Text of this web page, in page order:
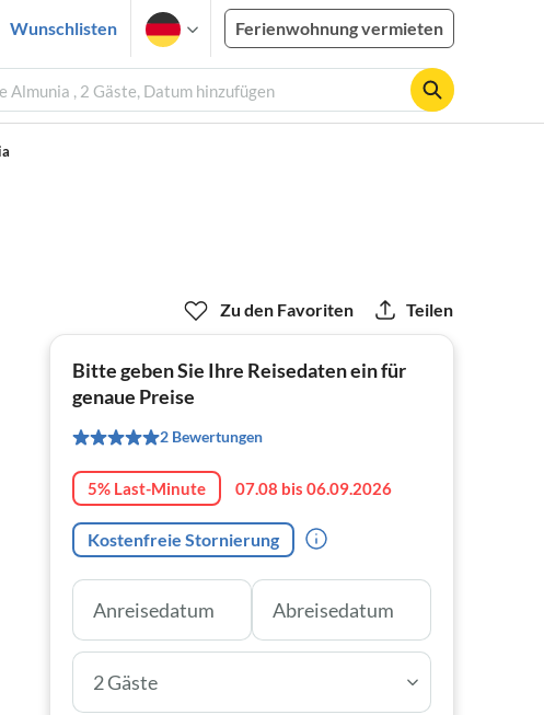
Wunschlisten Ferienwohnung vermieten
Almunia , 2 Gäste, Datum hinzufügen
Zu den Favoriten Teilen
Bitte geben Sie Ihre Reisedaten ein für
genaue Preise
2 Bewertungen
5% Last-Minute 07.08 bis 06.09.2026
Kostenfreie Stornierung
2 Gäste